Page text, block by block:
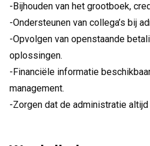
-Bijhouden van het grootboek,
-Ondersteunen van collega’s bij
-Opvolgen van openstaande
oplossingen.
-Financiële informatie
management.
-Zorgen dat de administratie